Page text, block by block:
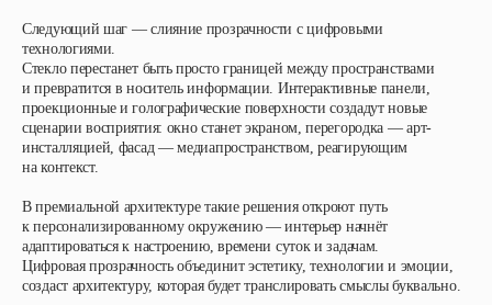
Следующий шаг — слияние прозрачности с цифровыми
технологиями.
Стекло перестанет быть просто границей между пространствами
и превратится в носитель информации. Интерактивные панели,
проекционные и голографические поверхности создадут новые
сценарии восприятия: окно станет экраном, перегородка — арт-
инсталляцией, фасад — медиапространством, реагирующим
на контекст.
В премиальной архитектуре такие решения откроют путь
к персонализированному окружению — интерьер начнёт
адаптироваться к настроению, времени суток и задачам.
Цифровая прозрачность объединит эстетику, технологии и эмоции,
создаст архитектуру, которая будет транслировать смыслы буквально.